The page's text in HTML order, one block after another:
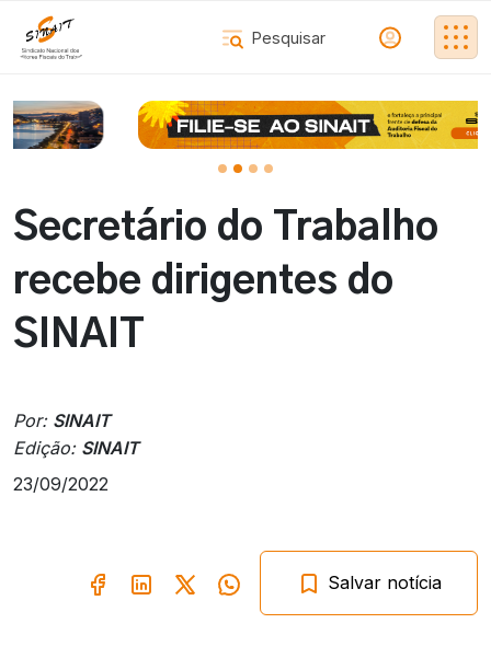
Secretário do Trabalho
recebe dirigentes do
SINAIT
Por: SINAIT
Edição: SINAIT
23/09/2022
Salvar notícia